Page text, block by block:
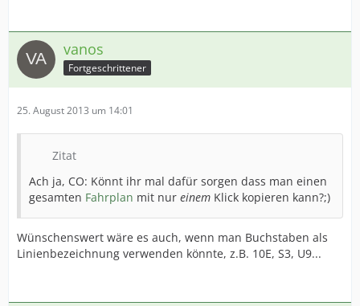
vanos
Fortgeschrittener
25. August 2013 um 14:01
Zitat
Ach ja, CO: Könnt ihr mal dafür sorgen dass man einen
gesamten Fahrplan mit nur einem Klick kopieren kann?;)
Wünschenswert wäre es auch, wenn man Buchstaben als
Linienbezeichnung verwenden könnte, z.B. 10E, S3, U9...